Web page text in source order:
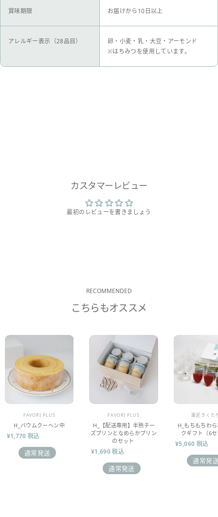
賞味期限 お届けから10日以上
アレルギー表示（28品目）
卵・小麦・乳・大豆・アーモンド
※はちみつを使用しています。
カスタマーレビュー
最初のレビューを書きましょう
RECOMMENDED
こちらもオススメ
販売業者
FAVORI PLUS
H_バウムクーヘン中
¥1,770 税込
通常発送
販売業者
FAVORI PLUS
H_【配送専用】半熟チー
ズプリンとなめらかプリン
のセット
¥1,690 税込
通常発送
販売業者
菓匠きくた
H_もちもちわ
クギフト（6
¥5,060 税込
通常発